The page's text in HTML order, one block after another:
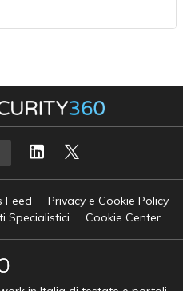
Feed
Privacy e Cookie Policy
Specialistici
Cookie Center